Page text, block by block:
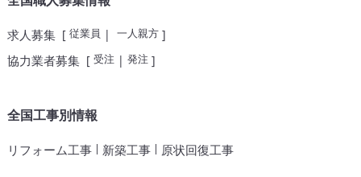
求人募集[ 従業員| 一人親方]
協力業者募集[ 受注| 発注]
全国工事別情報
リフォーム工事| 新築工事| 原状回復工事